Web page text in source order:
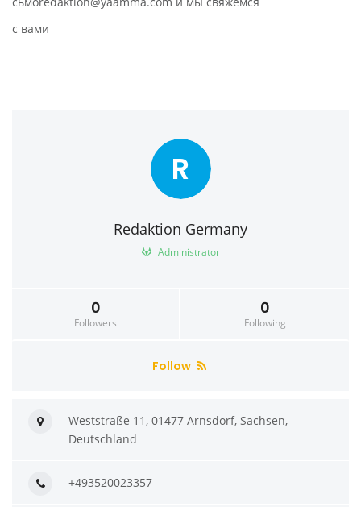
с вами
R
Redaktion Germany
Administrator
0
Followers
0
Following
Follow
Weststraße 11, 01477 Arnsdorf, Sachsen,
Deutschland
+493520023357